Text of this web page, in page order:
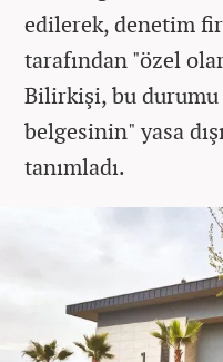
edilerek, denetim
tarafından "özel
Bilirkişi, bu durumu
belgesinin" yasa
tanımladı.